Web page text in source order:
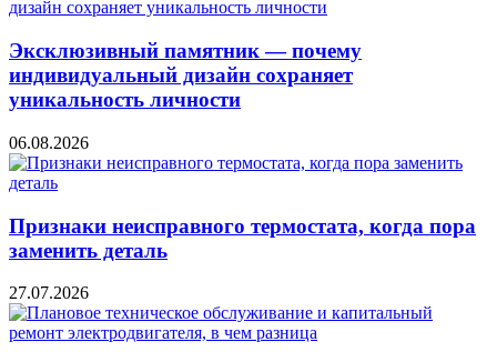
Эксклюзивный памятник — почему
индивидуальный дизайн сохраняет
уникальность личности
06.08.2026
Признаки неисправного термостата, когда пора
заменить деталь
27.07.2026